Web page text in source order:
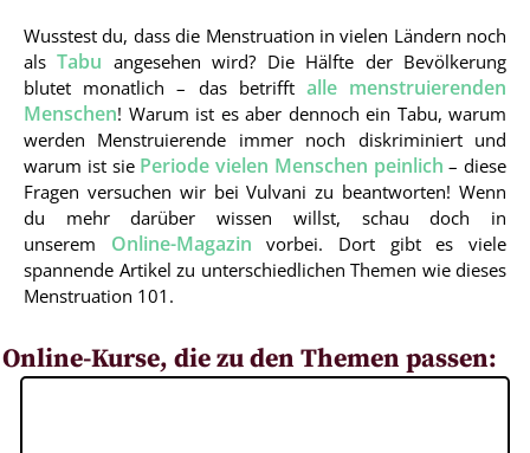
Wusstest du, dass die Menstruation in vielen Ländern noch
alsTabu angesehen wird? Die Hälfte der Bevölkerung
blutet monatlich – das betrifft alle menstruierenden
Menschen! Warum ist es aber dennoch ein Tabu, warum
werden Menstruierende immer noch diskriminiert und
warum ist sie Periode vielen Menschen peinlich – diese
Fragen versuchen wir bei Vulvani zu beantworten! Wenn
du mehr darüber wissen willst, schau doch in
unserem Online-Magazin vorbei. Dort gibt es viele
spannende Artikel zu unterschiedlichen Themen wie dieses
Menstruation 101.
Online-Kurse, die zu den Themen passen: